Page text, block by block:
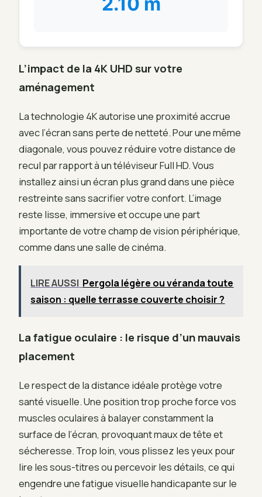
L’impact de la 4K UHD sur votre
aménagement
La technologie 4K autorise une proximité accrue
avec l’écran sans perte de netteté. Pour une même
diagonale, vous pouvez réduire votre distance de
recul par rapport à un téléviseur Full HD. Vous
installez ainsi un écran plus grand dans une pièce
restreinte sans sacrifier votre confort. L’image
reste lisse, immersive et occupe une part
importante de votre champ de vision périphérique,
comme dans une salle de cinéma.
LIRE AUSSI Pergola légère ou véranda toute
saison : quelle terrasse couverte choisir ?
La fatigue oculaire : le risque d’un mauvais
placement
Le respect de la distance idéale protège votre
santé visuelle. Une position trop proche force vos
muscles oculaires à balayer constamment la
surface de l’écran, provoquant maux de tête et
sécheresse. Trop loin, vous plissez les yeux pour
lire les sous-titres ou percevoir les détails, ce qui
engendre une fatigue visuelle handicapante sur le